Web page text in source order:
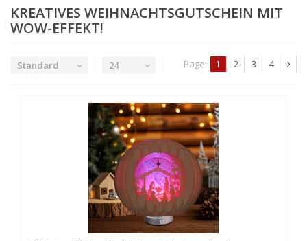
KREATIVES WEIHNACHTSGUTSCHEIN MIT
WOW-EFFEKT!
Standard 24 Page: 1 2 3 4